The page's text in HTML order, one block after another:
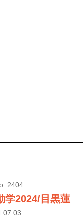
2404
学2024/目黒蓮